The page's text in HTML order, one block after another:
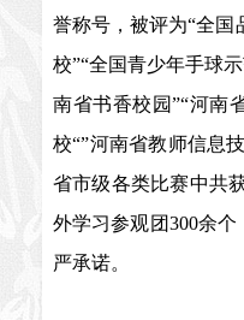
誉称号，被评为“全国
校”“全国青少年手球
南省书香校园”“河南
校“”河南省教师信息
省市级各类比赛中共
外学习参观团300余
严承诺。